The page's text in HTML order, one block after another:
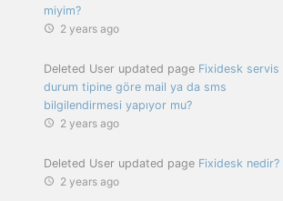
miyim?
2 years ago
Deleted User updated page Fixidesk servis
durum tipine göre mail ya da sms
bilgilendirmesi yapıyor mu?
2 years ago
Deleted User updated page Fixidesk nedir?
2 years ago